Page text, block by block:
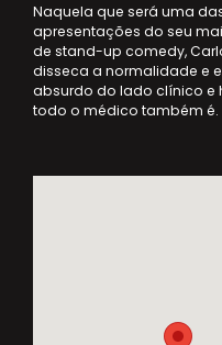
Naquela que será uma
apresentações do seu
de stand-up comedy,
disseca a normalidade e
absurdo do lado clínico e
todo o médico também é.